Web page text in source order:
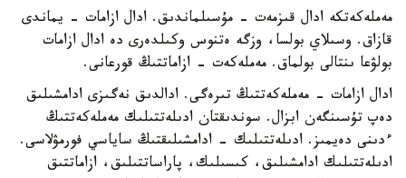
مەملەكەتكە ادال قىزمەت - مۇسىلماندىق. ادال ازامات - يماندى
قازاق. وسىلاي بولسا، وزگە ەتنوس وكىلدەرى دە ادال ازامات
بولۋعا ىنتالى بولماق. مەملەكەت - ازاماتتىڭ قورعانى.
ادال ازامات - مەملەكەتتىڭ تىرەگى. ادالدىق نەگىزى ادامشىلىق
دەپ تۇسىنگەن ابزال. سوندىقتان ادىلەتتىلىك مەملەكەتتىڭ
ءدىنى دەيمىز. ادىلەتتىلىك - ادامشىلىقتىڭ ساياسي فورمۋلاسى.
ادىلەتتىلىك ادامشىلىق، كىسىلىك، پاراساتتىلىق، ازاماتتىق